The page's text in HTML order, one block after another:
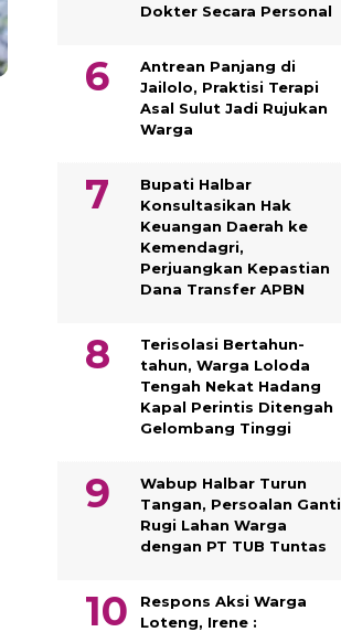
Dokter Secara Personal
Antrean Panjang di
Jailolo, Praktisi Terapi
Asal Sulut Jadi Rujukan
Warga
Bupati Halbar
Konsultasikan Hak
Keuangan Daerah ke
Kemendagri,
Perjuangkan Kepastian
Dana Transfer APBN
Terisolasi Bertahun-
tahun, Warga Loloda
Tengah Nekat Hadang
Kapal Perintis Ditengah
Gelombang Tinggi
Wabup Halbar Turun
Tangan, Persoalan Ganti
Rugi Lahan Warga
dengan PT TUB Tuntas
Respons Aksi Warga
Loteng, Irene :